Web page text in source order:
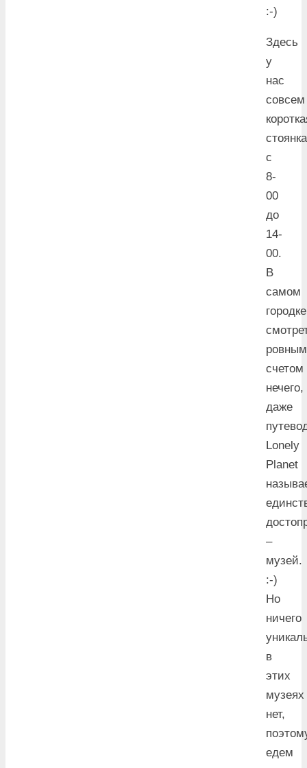
:-)
Здесь
у
нас
совсем
стоянка
с
8-
00
до
14-
00.
В
самом
городке
ровным
счетом
нечего,
даже
Lonely
Planet
–
музей.
:-)
Но
ничего
в
этих
музеях
нет,
едем